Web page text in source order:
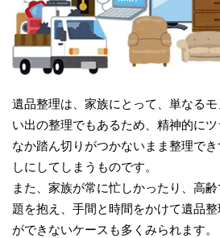
遺品整理は、家族にとって、単なる
い出の整理でもあるため、精神的に
なか踏ん切りがつかないまま整理で
しにしてしまうものです。
また、家族が常に忙しかったり、高
題を抱え、手間と時間をかけて遺品
ができないケースも多くみられます。